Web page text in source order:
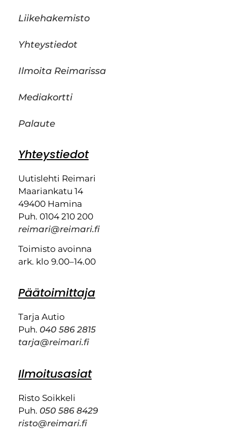
Liikehakemisto
Yhteystiedot
Ilmoita Reimarissa
Mediakortti
Palaute
Yhteystiedot
Uutislehti Reimari
Maariankatu 14
49400 Hamina
Puh. 0104 210 200
reimari@reimari.fi
Toimisto avoinna
ark. klo 9.00–14.00
Päätoimittaja
Tarja Autio
Puh. 040 586 2815
tarja@reimari.fi
Ilmoitusasiat
Risto Soikkeli
Puh. 050 586 8429
risto@reimari.fi